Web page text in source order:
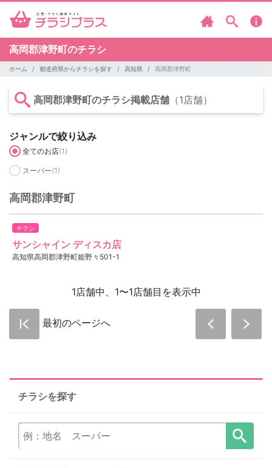
高岡郡津野町のチラシ
ホーム 都道府県からチラシを探す 高知県 高岡郡津野町
高岡郡津野町のチラシ掲載店舗 （1店舗）
ジャンルで絞り込み
全てのお店(1)
スーパー(1)
高岡郡津野町
チラシ
サンシャイン ディスカ店
高知県高岡郡津野町姫野々501-1
1店舗中、1〜1店舗目を表示中
最初のページへ
チラシを探す